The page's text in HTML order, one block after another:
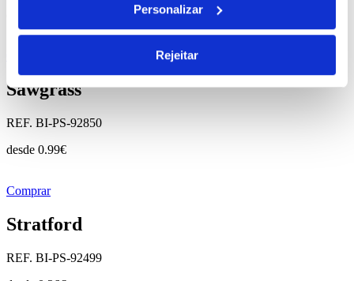
Personalizar
Rejeitar
Sawgrass
REF. BI-PS-92850
desde 0.99€
Comprar
Stratford
REF. BI-PS-92499